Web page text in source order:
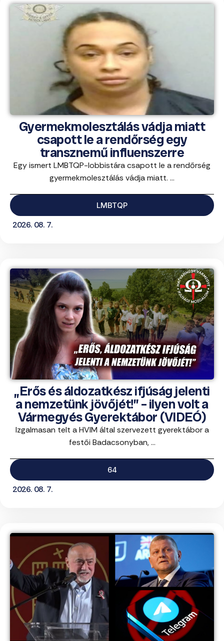
Gyermekmolesztálás vádja miatt
csapott le a rendőrség egy
transznemű influenszerre
Egy ismert LMBTQP-lobbistára csapott le a rendőrség
gyermekmolesztálás vádja miatt. ...
LMBTQP
2026. 08. 7.
„Erős és áldozatkész ifjúság jelenti
a nemzetünk jövőjét!” – ilyen volt a
Vármegyés Gyerektábor (VIDEÓ)
Izgalmasan telt a HVIM által szervezett gyerektábor a
festői Badacsonyban, ...
64
2026. 08. 7.